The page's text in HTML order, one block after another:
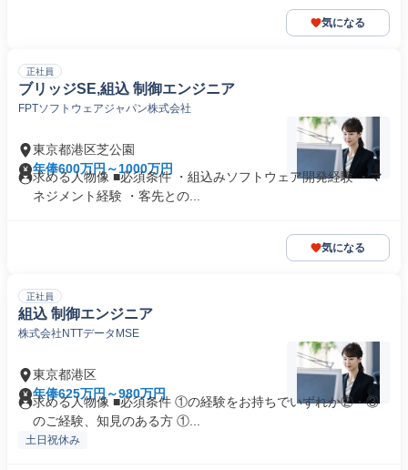
気になる
正社員
ブリッジSE,組込 制御エンジニア
FPTソフトウェアジャパン株式会社
東京都港区芝公園
年俸600万円～1000万円
求める人物像 ■必須条件 ・組込みソフトウェア開発経験 ・マ
ネジメント経験 ・客先との...
気になる
正社員
組込 制御エンジニア
株式会社NTTデータMSE
東京都港区
年俸625万円～980万円
求める人物像 ■必須条件 ①の経験をお持ちでいずれか②・③
のご経験、知見のある方 ①...
土日祝休み